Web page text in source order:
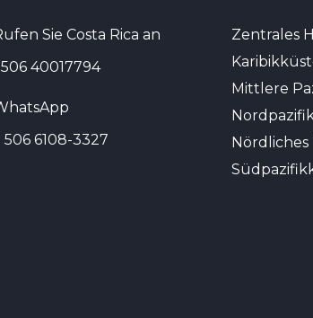
Sie Costa Rica an
40017794
506 6108-3327
Zentrales
Mittlere
Nördliches